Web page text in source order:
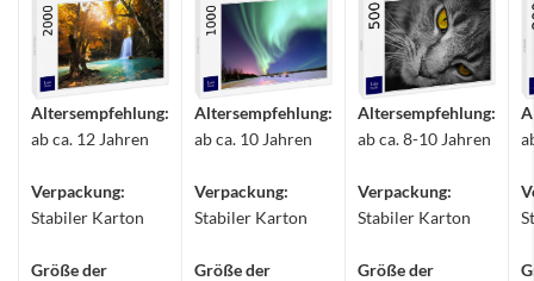
Altersempfehlung:
ab ca. 12 Jahren
Verpackung:
Stabiler Karton
Größe der
Altersempfehlung:
ab ca. 10 Jahren
Verpackung:
Stabiler Karton
Größe der
Altersempfehlung:
ab ca. 8-10 Jahren
Verpackung:
Stabiler Karton
Größe der